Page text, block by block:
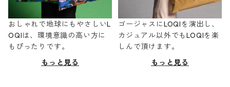
おしゃれで地球にもやさしいL
OQIは、環境意識の高い方に
もぴったりです。
もっと見る
ゴージャスにLOQIを演出し、
カジュアル以外でもLOQIを楽
しんで頂けます。
もっと見る